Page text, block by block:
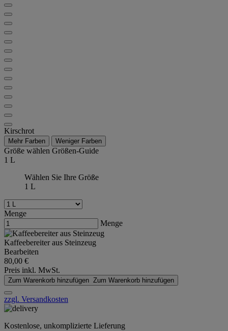
Kirschrot
Mehr Farben Weniger Farben
Größe wählen Größen-Guide
1 L
Wählen Sie Ihre Größe
1 L
Menge
Menge
Kaffeebereiter aus Steinzeug
Bearbeiten
80,00 €
Preis inkl. MwSt.
Zum Warenkorb hinzufügen Zum Warenkorb hinzufügen
zzgl. Versandkosten
Kostenlose, unkomplizierte Lieferung